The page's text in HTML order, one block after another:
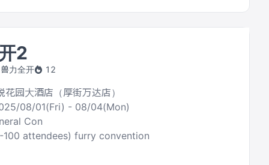
2
力全开 12
花园大酒店（厚街万达店）
08/01(Fri) - 08/04(Mon)
Con
100 attendees) furry convention